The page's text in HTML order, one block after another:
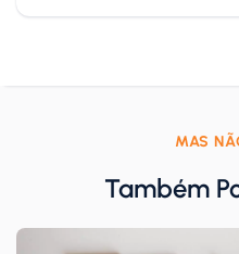
MAS
Também